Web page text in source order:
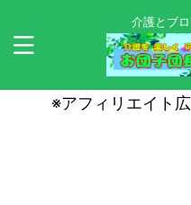
介護とブ
※アフィリエイト